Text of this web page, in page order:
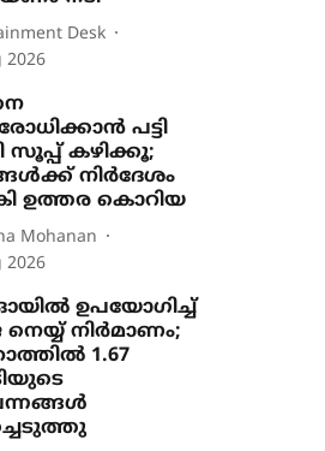
Desk
2026
പട്ടി
സൂപ്പ് കഴിക്കൂ;
നിർദേശം
ഉത്തര കൊറിയ
Mohanan
2026
ഉപയോഗിച്ച്
നെയ്യ് നിർമാണം;
1.67